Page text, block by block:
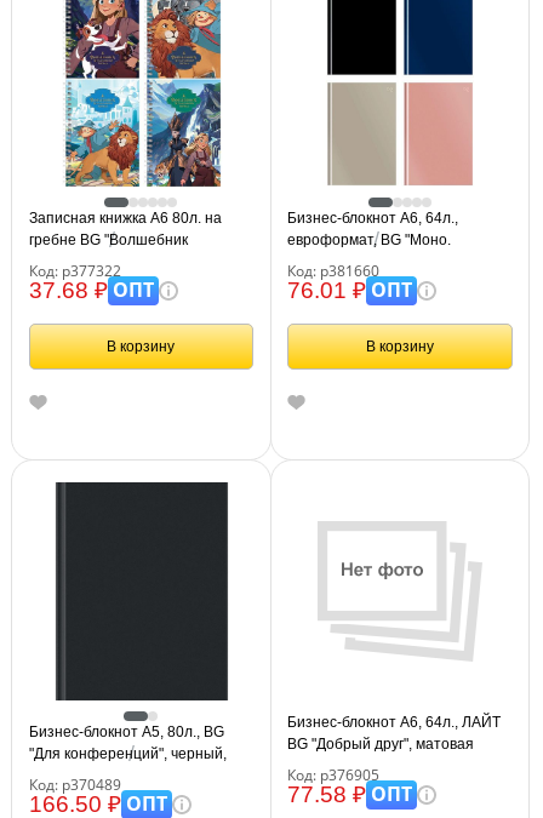
Записная книжка А6 80л. на
гребне BG "Волшебник
Код: р377322
37.68 ₽ОПТ
В корзину
Бизнес-блокнот А6, 64л.,
евроформат, BG "Моно.
ламинация
Код: р381660
76.01 ₽ОПТ
В корзину
Бизнес-блокнот А5, 80л., BG
"Для конференций", черный,
Код: р370489
166.50 ₽ОПТ
Бизнес-блокнот А6, 64л., ЛАЙТ
BG "Добрый друг", матовая
Код: р376905
77.58 ₽ОПТ